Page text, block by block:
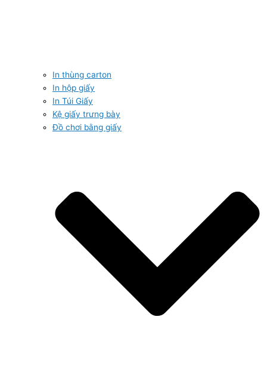
In thùng carton
In hộp giấy
In Túi Giấy
Kệ giấy trưng bày
Đồ chơi bằng giấy